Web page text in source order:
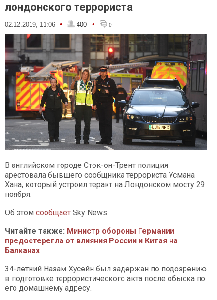
лондонского террориста
02.12.2019, 11:06 • 400 • 0
В английском городе Сток-он-Трент полиция
арестовала бывшего сообщника террориста Усмана
Хана, который устроил теракт на Лондонском мосту 29
ноября.
Об этом сообщает Sky News.
Читайте также: Министр обороны Германии
предостерегла от влияния России и Китая на
Балканах
34-летний Назам Хусейн был задержан по подозрению
в подготовке террористического акта после обыска по
его домашнему адресу.